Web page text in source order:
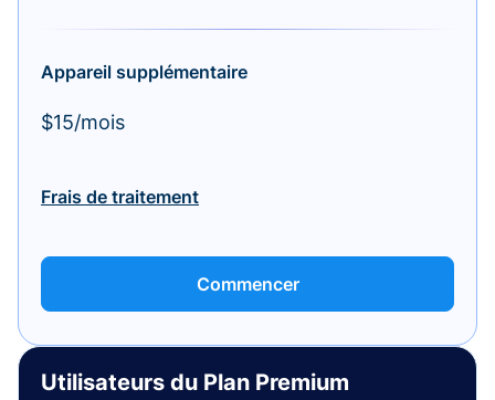
Appareil supplémentaire
$15/mois
Frais de traitement
Commencer
Utilisateurs du Plan Premium